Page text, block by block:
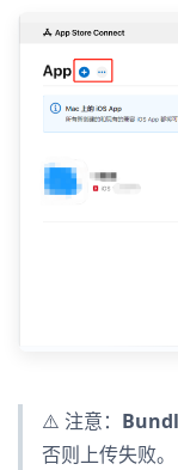
⚠️ 注意：
否则上传失败。